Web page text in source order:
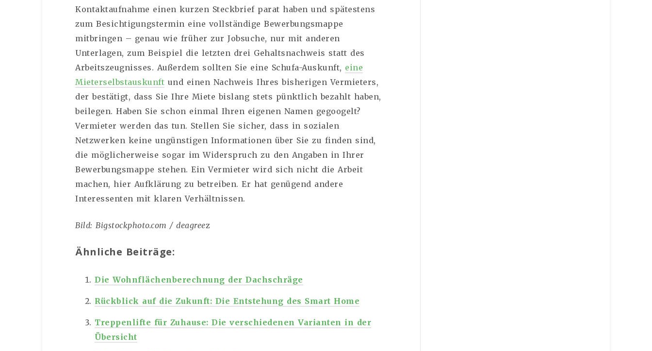
Kontaktaufnahme einen kurzen Steckbrief parat haben und spätestens
zum Besichtigungstermin eine vollständige Bewerbungsmappe
mitbringen – genau wie früher zur Jobsuche, nur mit anderen
Unterlagen, zum Beispiel die letzten drei Gehaltsnachweis statt des
Arbeitszeugnisses. Außerdem sollten Sie eine Schufa-Auskunft, eine
Mieterselbstauskunft und einen Nachweis Ihres bisherigen Vermieters,
der bestätigt, dass Sie Ihre Miete bislang stets pünktlich bezahlt haben,
beilegen. Haben Sie schon einmal Ihren eigenen Namen gegoogelt?
Vermieter werden das tun. Stellen Sie sicher, dass in sozialen
Netzwerken keine ungünstigen Informationen über Sie zu finden sind,
die möglicherweise sogar im Widerspruch zu den Angaben in Ihrer
Bewerbungsmappe stehen. Ein Vermieter wird sich nicht die Arbeit
machen, hier Aufklärung zu betreiben. Er hat genügend andere
Interessenten mit klaren Verhältnissen.
Bild: Bigstockphoto.com / deagreez
Ähnliche Beiträge:
Die Wohnflächenberechnung der Dachschräge
Rückblick auf die Zukunft: Die Entstehung des Smart Home
Treppenlifte für Zuhause: Die verschiedenen Varianten in der
Übersicht